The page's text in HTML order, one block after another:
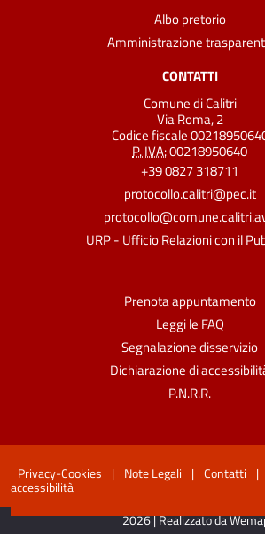
Albo pretorio
Amministrazione
CONTATTI
Comune di Calitri
Via Roma, 2
Codice fiscale
P. IVA:00218950640
+39 0827 318711
protocollo.calitri@pec.it
URP - Ufficio Relazioni con il
Prenota appuntamento
Leggi le FAQ
Segnalazione disservizio
Dichiarazione di
P.N.R.R.
Privacy-Cookies | Note Legali | Contatti |
accessibilità
2026 | Realizzato da